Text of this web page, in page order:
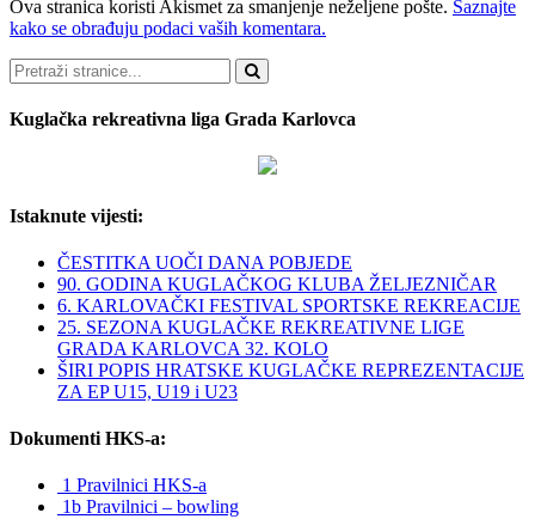
Ova stranica koristi Akismet za smanjenje neželjene pošte. Saznajte
kako se obrađuju podaci vaših komentara.
Pretraži
Kuglačka rekreativna liga Grada Karlovca
Istaknute vijesti:
ČESTITKA UOČI DANA POBJEDE
90. GODINA KUGLAČKOG KLUBA ŽELJEZNIČAR
6. KARLOVAČKI FESTIVAL SPORTSKE REKREACIJE
25. SEZONA KUGLAČKE REKREATIVNE LIGE
GRADA KARLOVCA 32. KOLO
ŠIRI POPIS HRATSKE KUGLAČKE REPREZENTACIJE
ZA EP U15, U19 i U23
Dokumenti HKS-a:
1 Pravilnici HKS-a
1b Pravilnici – bowling